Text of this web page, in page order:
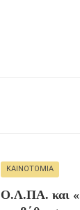
ΚΑΙΝΟΤΟΜΊΑ
Ο.Λ.ΠΑ. και